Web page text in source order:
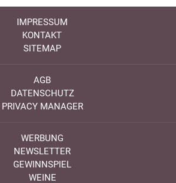
IMPRESSUM
KONTAKT
SITEMAP
AGB
DATENSCHUTZ
PRIVACY MANAGER
WERBUNG
NEWSLETTER
GEWINNSPIEL
WEINE